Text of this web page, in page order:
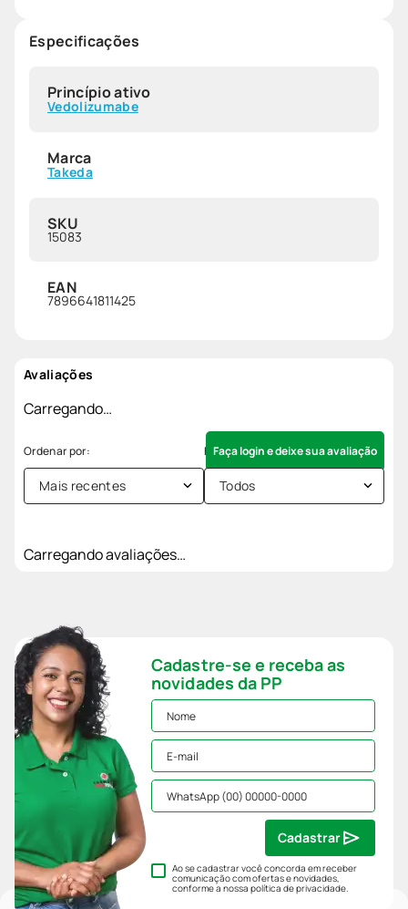
Especificações
Princípio ativo
Vedolizumabe
Marca
Takeda
SKU
15083
EAN
7896641811425
Avaliações
Carregando…
Faça login e deixe sua avaliação
Mais recentes Todos
Carregando avaliações…
Cadastre-se e receba as
novidades da PP
Ao se cadastrar você concorda em receber
comunicação com ofertas e novidades,
conforme a nossapolítica de privacidade.
Cadastrar